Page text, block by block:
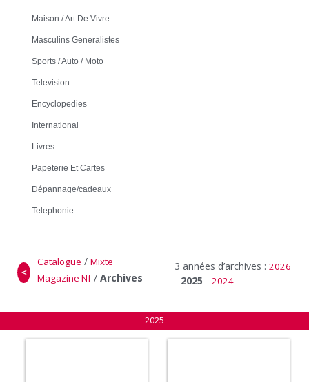
Maison / Art De Vivre
Masculins Generalistes
Sports / Auto / Moto
Television
Encyclopedies
International
Livres
Papeterie Et Cartes
Dépannage/cadeaux
Telephonie
＜
Catalogue / Mixte
Magazine Nf/ Archives
3 années d’archives : 2026
- 2025 - 2024
2025